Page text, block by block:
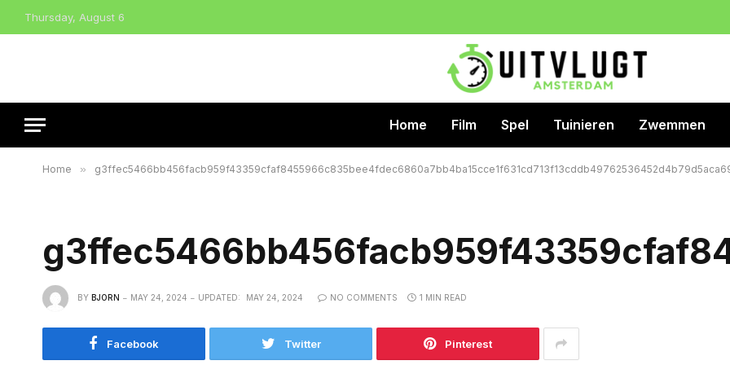
Thursday, August 6
Home Film Spel Tuinieren Zwemmen
Home »
BY BJORN MAY 24, 2024 UPDATED: MAY 24, 2024 NO COMMENTS 1 MIN READ
Facebook Twitter Pinterest